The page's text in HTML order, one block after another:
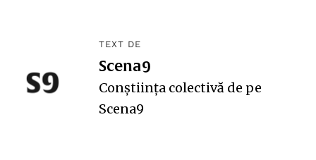
TEXT DE
Scena9
Conștiința colectivă de pe
Scena9